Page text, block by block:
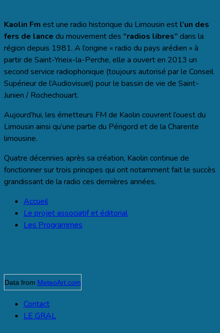
Kaolin Fm est une radio historique du Limousin est l’un des
fers de lance du mouvement des “radios libres” dans la
région depuis 1981. A l’origine « radio du pays arédien » à
partir de Saint-Yrieix-la-Perche, elle a ouvert en 2013 un
second service radiophonique (toujours autorisé par le Conseil
Supérieur de l’Audiovisuel) pour le bassin de vie de Saint-
Junien / Rochechouart.
Aujourd’hui, les émetteurs FM de Kaolin couvrent l’ouest du
Limousin ainsi qu’une partie du Périgord et de la Charente
limousine.
Quatre décennies après sa création, Kaolin continue de
fonctionner sur trois principes qui ont notamment fait le succès
grandissant de la radio ces dernières années.
Accueil
Le projet associatif et éditorial
Les Programmes
Data from MeteoArt.com
Contact
LE GRAL